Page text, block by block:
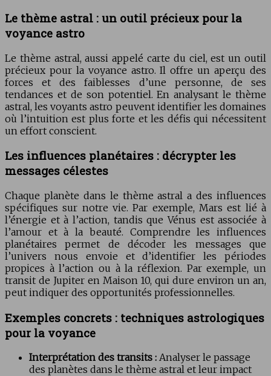
Le thème astral : un outil précieux pour la
voyance astro
Le thème astral, aussi appelé carte du ciel, est un outil
précieux pour la voyance astro. Il offre un aperçu des
forces et des faiblesses d’une personne, de ses
tendances et de son potentiel. En analysant le thème
astral, les voyants astro peuvent identifier les domaines
où l’intuition est plus forte et les défis qui nécessitent
un effort conscient.
Les influences planétaires : décrypter les
messages célestes
Chaque planète dans le thème astral a des influences
spécifiques sur notre vie. Par exemple, Mars est lié à
l’énergie et à l’action, tandis que Vénus est associée à
l’amour et à la beauté. Comprendre les influences
planétaires permet de décoder les messages que
l’univers nous envoie et d’identifier les périodes
propices à l’action ou à la réflexion. Par exemple, un
transit de Jupiter en Maison 10, qui dure environ un an,
peut indiquer des opportunités professionnelles.
Exemples concrets : techniques astrologiques
pour la voyance
Interprétation des transits : Analyser le passage
des planètes dans le thème astral et leur impact